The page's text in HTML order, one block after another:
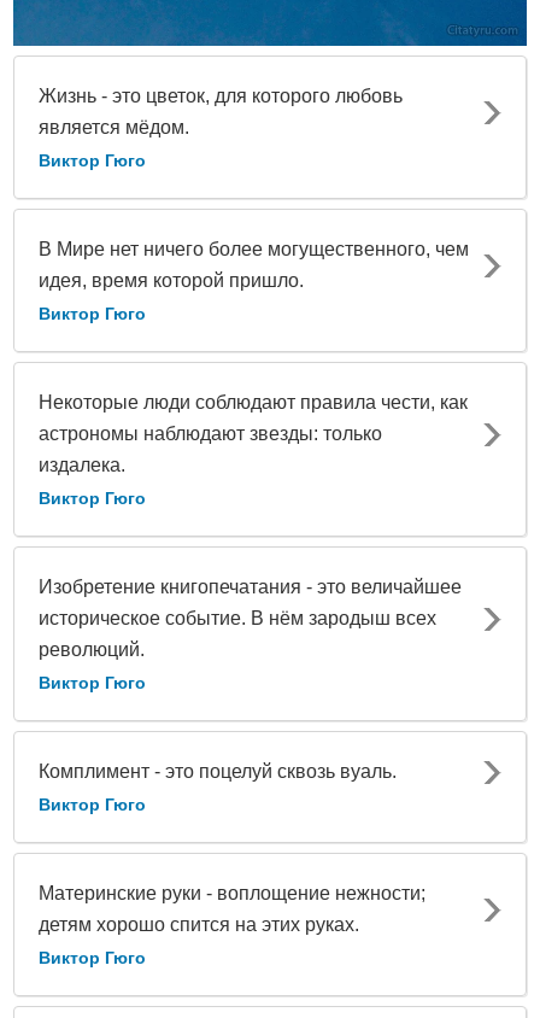
Жизнь - это цветок, для которого любовь
является мёдом.
Виктор Гюго
В Мире нет ничего более могущественного, чем
идея, время которой пришло.
Виктор Гюго
Некоторые люди соблюдают правила чести, как
астрономы наблюдают звезды: только
издалека.
Виктор Гюго
Изобретение книгопечатания - это величайшее
историческое событие. В нём зародыш всех
революций.
Виктор Гюго
Комплимент - это поцелуй сквозь вуаль.
Виктор Гюго
Материнские руки - воплощение нежности;
детям хорошо спится на этих руках.
Виктор Гюго